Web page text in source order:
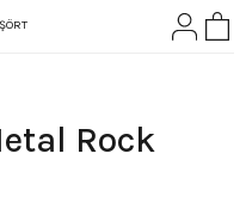
Rock